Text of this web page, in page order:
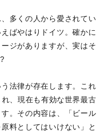
多くの人から愛されてい
ばやはりドイツ。確かに
ジがありますが、実はそ
法律が存在します。これ
、現在も有効な世界最古
。その内容は、「ビール
料としてはいけない」と